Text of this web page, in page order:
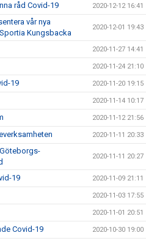
råd Covid-19 2020-12-12 16:41
vår nya
Kungsbacka
2020-12-01 19:43
2020-11-27 14:41
2020-11-24 21:10
19 2020-11-20 19:15
2020-11-14 10:17
2020-11-12 21:56
2020-11-11 20:33
2020-11-11 20:27
19 2020-11-09 21:11
2020-11-03 17:55
2020-11-01 20:51
Covid-19 2020-10-30 19:00